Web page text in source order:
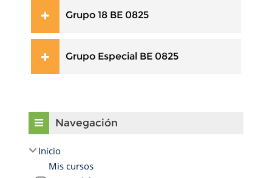
Grupo 18 BE 0825
Grupo Especial BE 0825
Navegación
Inicio
Mis cursos